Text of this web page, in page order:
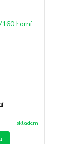
skladem